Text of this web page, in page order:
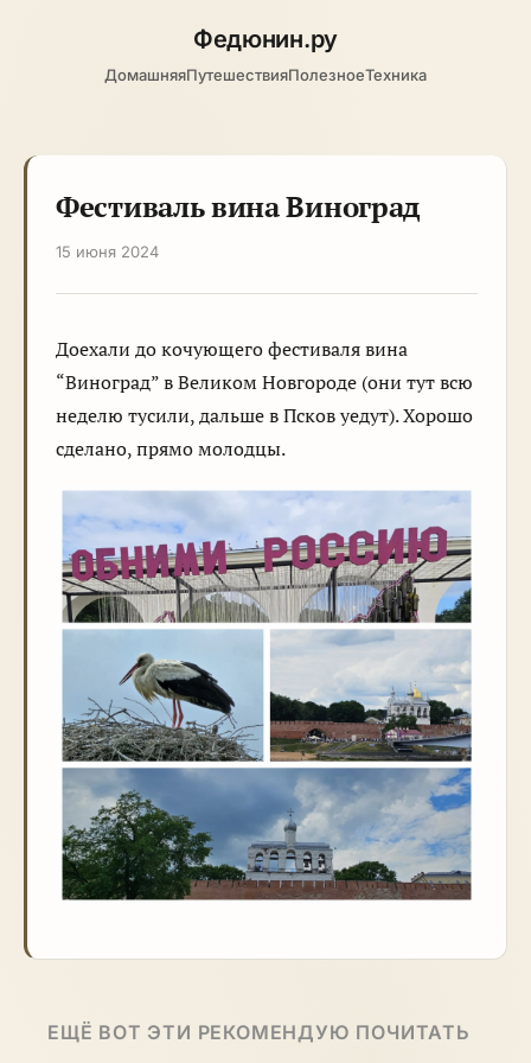
Федюнин.ру
ДомашняяПутешествияПолезноеТехника
Фестиваль вина Виноград
15 июня 2024
Доехали до кочующего фестиваля вина
“Виноград” в Великом Новгороде (они тут всю
неделю тусили, дальше в Псков уедут). Хорошо
сделано, прямо молодцы.
ЕЩЁ ВОТ ЭТИ РЕКОМЕНДУЮ ПОЧИТАТЬ